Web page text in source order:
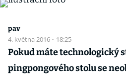
pav
4. května 2016 · 18:25
Pokud máte technologický
pingpongového stolu se